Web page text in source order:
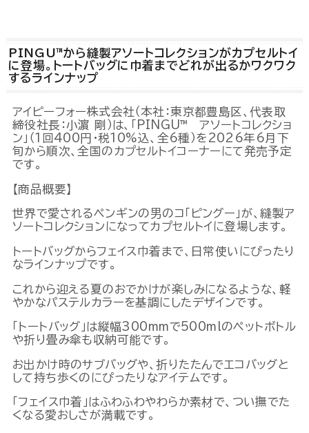
Powered by GliaStudios
PINGU™から縫製アソートコレクションがカプセルトイ
に登場。トートバッグに巾着までどれが出るかワクワク
するラインナップ
アイピーフォー株式会社（本社：東京都豊島区、代表取
締役社長：小濵 剛）は、「PINGU™ アソートコレクショ
ン」（1回400円・税10%込、全6種）を2026年6月下
旬から順次、全国のカプセルトイコーナーにて発売予定
です。
【商品概要】
世界で愛されるペンギンの男のコ「ピングー」が、縫製ア
ソートコレクションになってカプセルトイに登場します。
トートバッグからフェイス巾着まで、日常使いにぴったり
なラインナップです。
これから迎える夏のおでかけが楽しみになるような、軽
やかなパステルカラーを基調にしたデザインです。
「トートバッグ」は縦幅300mmで500mlのペットボトル
や折り畳み傘も収納可能です。
お出かけ時のサブバッグや、折りたたんでエコバッグと
して持ち歩くのにぴったりなアイテムです。
「フェイス巾着」はふわふわやわらか素材で、つい撫でた
くなる愛おしさが満載です。